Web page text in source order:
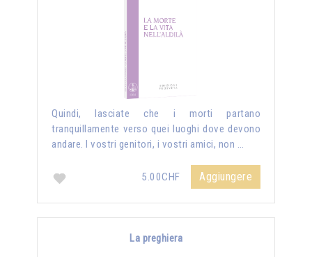
Quindi, lasciate che i morti partano
tranquillamente verso quei luoghi dove devono
andare. I vostri genitori, i vostri amici, non …
5.00CHF Aggiungere
La preghiera